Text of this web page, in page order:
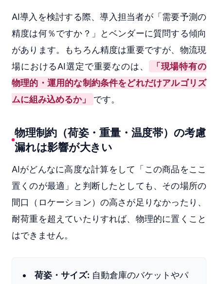
AI導入を検討する際、導入担当者が「需要予測の
精度は何％ですか？」とベンダーに質問する傾向
があります。もちろん精度は重要ですが、物流現
場におけるAI選定で重要なのは、
「現場特有の
物理的・運用的な制約条件をどれだけアルゴリズ
ムに組み込めるか」
です。
物理制約（荷姿・重量・温度帯）の考慮
漏れは影響が大きい
AIがどんなに高度な計算をして「この商品をここ
置くのが最適」と判断したとしても、その場所の
間口（ロケーション）の高さが足りなかったり、
耐荷重を超えていたりすれば、物理的に置くこと
はできません。
荷姿・サイズ: 自動倉庫のバケットやパ